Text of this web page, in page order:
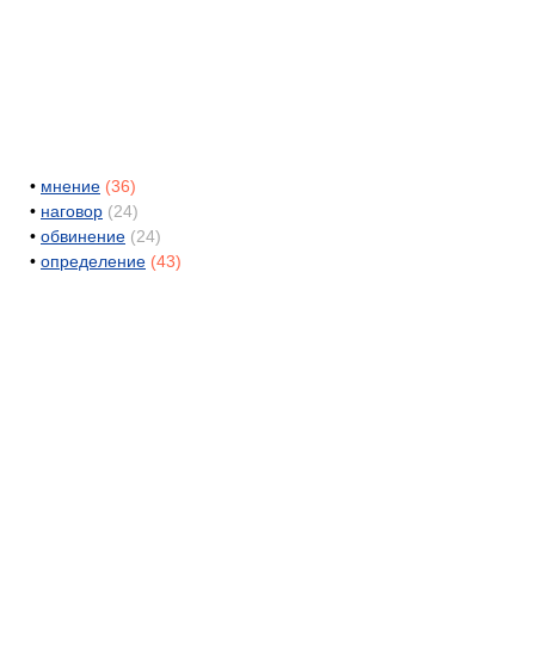
• мнение (36)
• наговор (24)
• обвинение (24)
• определение (43)